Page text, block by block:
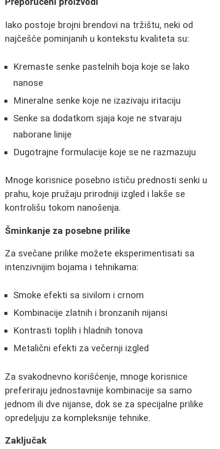
Iako postoje brojni brendovi na tržištu, neki od
najčešće pominjanih u kontekstu kvaliteta su:
Kremaste senke pastelnih boja koje se lako
nanose
Mineralne senke koje ne izazivaju iritaciju
Senke sa dodatkom sjaja koje ne stvaraju
naborane linije
Dugotrajne formulacije koje se ne razmazuju
Mnoge korisnice posebno ističu prednosti senki u
prahu, koje pružaju prirodniji izgled i lakše se
kontrolišu tokom nanošenja.
Šminkanje za posebne prilike
Za svečane prilike možete eksperimentisati sa
intenzivnijim bojama i tehnikama:
Smoke efekti sa sivilom i crnom
Kombinacije zlatnih i bronzanih nijansi
Kontrasti toplih i hladnih tonova
Metalični efekti za večernji izgled
Za svakodnevno korišćenje, mnoge korisnice
preferiraju jednostavnije kombinacije sa samo
jednom ili dve nijanse, dok se za specijalne prilike
opredeljuju za kompleksnije tehnike.
Zaključak